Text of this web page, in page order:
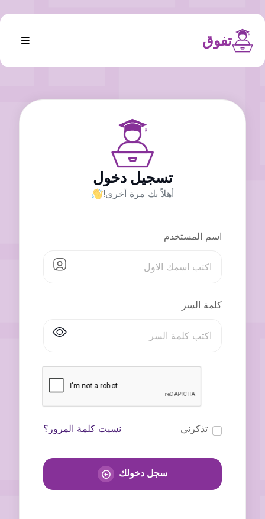
تفوق
تسجيل دخول
أهلاً بك مرة أخرى!
اسم المستخدم
كلمة السر
تذكرني نسيت كلمة المرور؟
سجل دخولك